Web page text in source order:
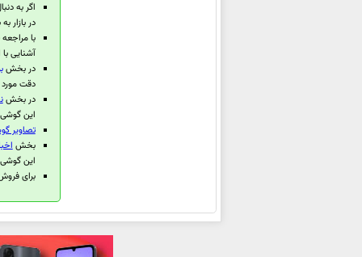
سامسونگ Galaxy S24
Galaxy S24+
اگر به
در بازار
با
آشنایی
در بخش
دقت مورد
در بخش
این گوشی
تصاویر
بخش
این
برای فروش